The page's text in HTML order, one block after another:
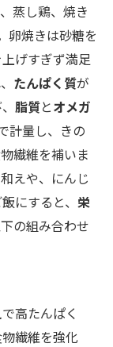
蒸し鶏、焼き
卵焼きは砂糖を
上げすぎず満足
たんぱく質が
脂質とオメガ
計量し、きの
繊維を補いま
えや、にんじ
にすると、 栄
の組み合わせ
で高たんぱく
繊維を強化